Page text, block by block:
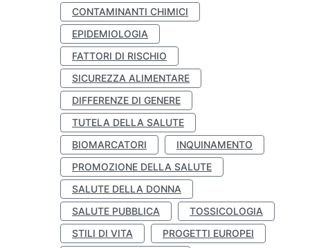
CONTAMINANTI CHIMICI
EPIDEMIOLOGIA
FATTORI DI RISCHIO
SICUREZZA ALIMENTARE
DIFFERENZE DI GENERE
TUTELA DELLA SALUTE
BIOMARCATORI
INQUINAMENTO
PROMOZIONE DELLA SALUTE
SALUTE DELLA DONNA
SALUTE PUBBLICA
TOSSICOLOGIA
STILI DI VITA
PROGETTI EUROPEI